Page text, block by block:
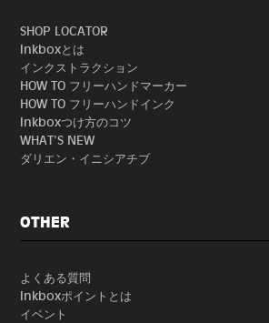
SHOP LOCATOR
Inkboxとは
インクストラクション
HOW TO フリーハンドマーカー
HOW TO フリーハンドインク
Inkboxつけ方のコツ
WHAT'S NEW
ダリエン・イニシアチブ
OTHER
よくある質問
Inkboxポイントとは
イベント